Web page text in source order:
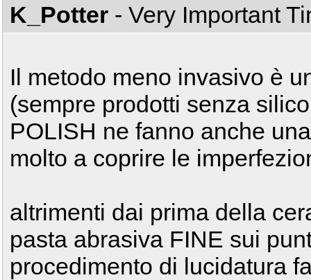
K_Potter - Very Important
Il metodo meno invasivo è
(sempre prodotti senza
POLISH ne fanno anche
molto a coprire le
altrimenti dai prima della
pasta abrasiva FINE sui
procedimento di lucidatura